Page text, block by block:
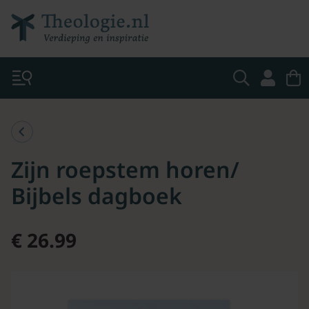
Zijn roepstem horen/
Bijbels dagboek
€ 26.99